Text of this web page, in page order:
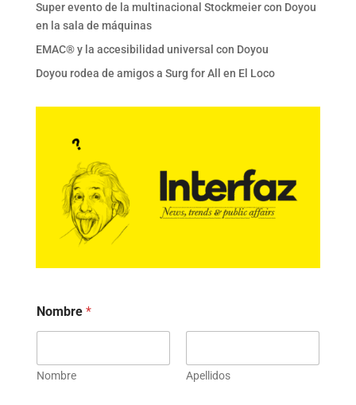
Super evento de la multinacional Stockmeier con Doyou
en la sala de máquinas
EMAC® y la accesibilidad universal con Doyou
Doyou rodea de amigos a Surg for All en El Loco
Nombre *
Nombre Apellidos